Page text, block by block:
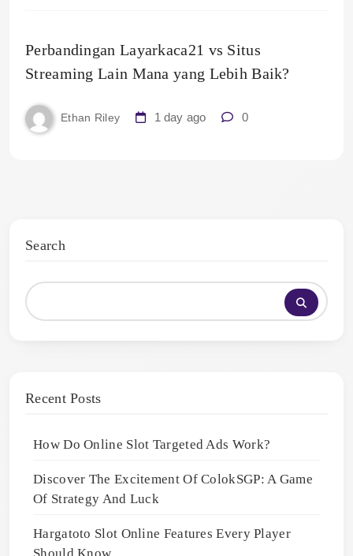
Perbandingan Layarkaca21 vs Situs
Streaming Lain Mana yang Lebih Baik?
Ethan Riley 1 day ago 0
Search
Recent Posts
How Do Online Slot Targeted Ads Work?
Discover The Excitement Of ColokSGP: A Game
Of Strategy And Luck
Hargatoto Slot Online Features Every Player